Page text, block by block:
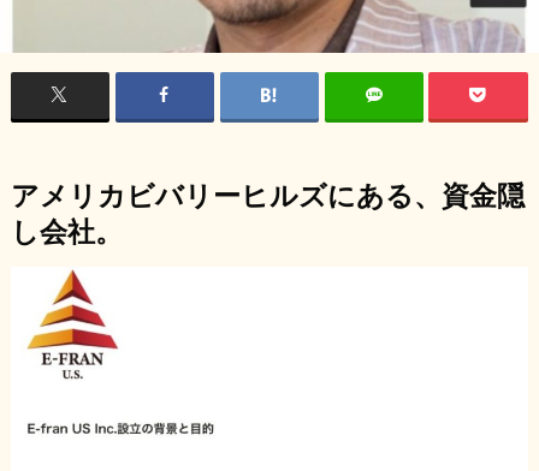
アメリカビバリーヒルズにある、資金隠
し会社。